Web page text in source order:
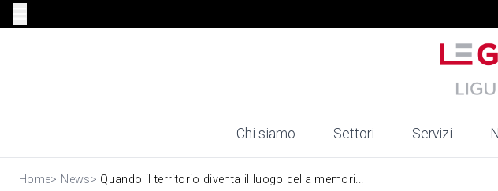
Chi siamo Settori Servizi
Home> News> Quando il territorio diventa il luogo della memori...